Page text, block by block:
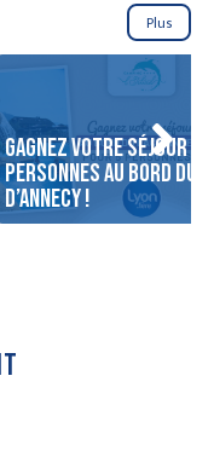
Plus
Gagnez votre séjour
personnes au bord du
d’Annecy !